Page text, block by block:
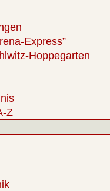
Express”
Hoppegarten
Z